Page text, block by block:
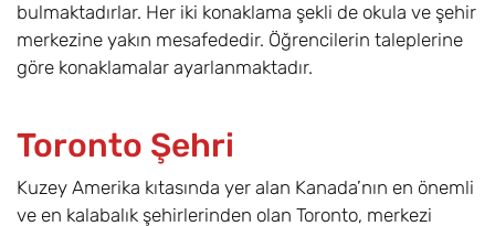
bulmaktadırlar. Her iki konaklama şekli de okula ve şehir
merkezine yakın mesafededir. Öğrencilerin taleplerine
göre konaklamalar ayarlanmaktadır.
Toronto Şehri
Kuzey Amerika kıtasında yer alan Kanada’nın en önemli
ve en kalabalık şehirlerinden olan Toronto, merkezi